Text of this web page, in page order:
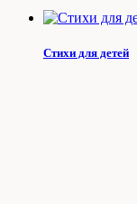
Стихи для детей